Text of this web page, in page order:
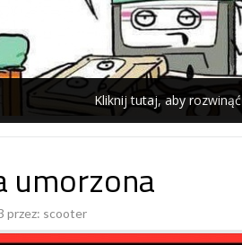
Kliknij tutaj, aby rozwinąć
umorzona
przez: scooter